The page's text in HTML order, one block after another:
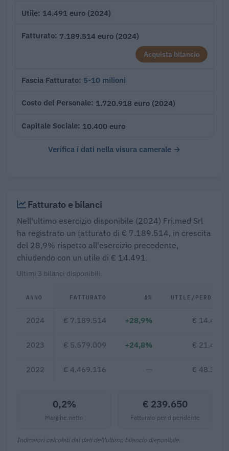
Utile 14.491 euro (2024)
Fatturato 7.189.514 euro (2024)
Acquista bilancio
Fascia Fatturato 5-10 milioni
Costo del Personale 1.720.918 euro (2024)
Capitale Sociale 10.400 euro
Verifica i dati nella visura camerale →
Fatturato e bilanci
Nell'ultimo esercizio disponibile (2024) Fri.med Srl
ha registrato un fatturato di € 7.189.514, in crescita
del 28,9% rispetto all'esercizio precedente,
chiudendo con un utile di € 14.491.
Ultimi 3 bilanci disponibili.
ANNO FATTURATO Δ% UTILE/PERDITA
2024 € 7.189.514 +28,9% € 14.491
2023 € 5.579.009 +24,8% € 21.430
2022 € 4.469.116 — € 48.326
0,2%
Margine netto
€ 239.650
Fatturato per dipendente
Indicatori calcolati dai dati dell'ultimo bilancio disponibile.